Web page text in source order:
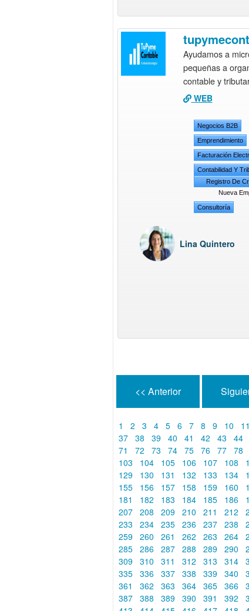
Ayudamos a
pequeñas a
contable y
WEB
Negocios B2B
Emprendimiento
Facturación
Contabilidad Y
Registro De
Nueva
Consultoría
Lina Quintero
<< Anterior
1 2 3 4 5 6 7 8 9 10 11
37 38 39 40 41 42 43 44
71
72 73 74 75 76 77 78
103
104 105 106 107 108
129
130 131 132 133 134
155
156 157 158 159 160
181
182 183 184 185 186
207 208 209 210 211 212
233
234 235 236 237 238
259 260 261 262 263 264
285 286 287 288 289 290
309 310 311 312 313 314
335 336 337 338 339 340
361
362 363 364 365 366
387 388 389 390 391 392